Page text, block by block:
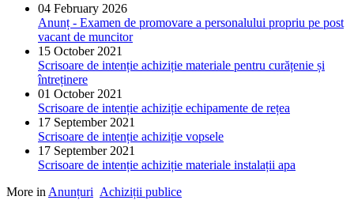
04 February 2026
Anunț - Examen de promovare a personalului propriu pe post
vacant de muncitor
15 October 2021
Scrisoare de intenție achiziție materiale pentru curățenie și
întreținere
01 October 2021
Scrisoare de intenție achiziție echipamente de rețea
17 September 2021
Scrisoare de intenție achiziție vopsele
17 September 2021
Scrisoare de intenție achiziție materiale instalații apa
More in Anunțuri Achiziții publice